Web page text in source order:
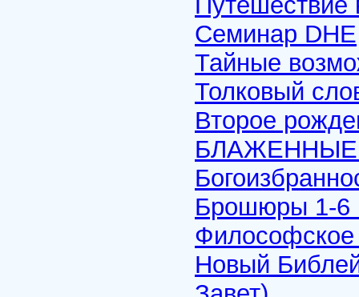
Семинар DHE
Тайные
Толковый
Второе
Брошюры 1-6
Новый